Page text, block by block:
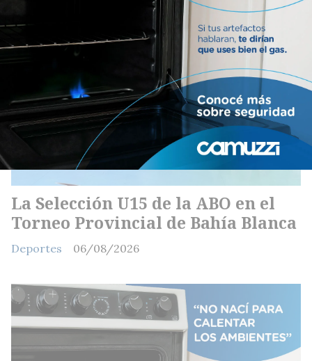
La Selección U15 de la ABO en el
Torneo Provincial de Bahía Blanca
Deportes 06/08/2026